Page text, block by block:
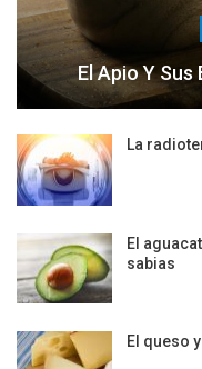
El Apio Y
La
El
sabias
El queso